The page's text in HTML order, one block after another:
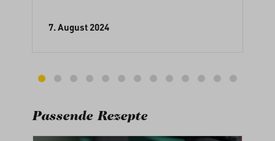
7. August 2024
Passende Rezepte